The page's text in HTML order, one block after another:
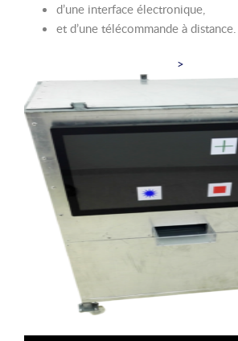
d’une interface électronique,
et d’une télécommande à distance.
>